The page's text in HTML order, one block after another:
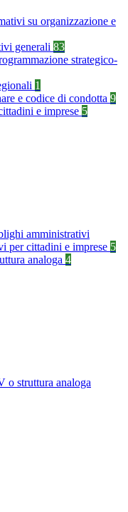
su organizzazione e
generali 83
strategico-
1
e codice di condotta 9
e imprese 5
amministrativi
per cittadini e imprese 5
analoga 4
o struttura analoga